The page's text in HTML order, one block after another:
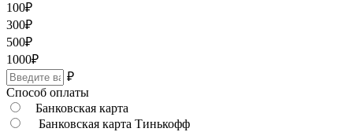
100₽
300₽
500₽
1000₽
₽
Способ оплаты
Банковская карта
Банковская карта Тинькофф